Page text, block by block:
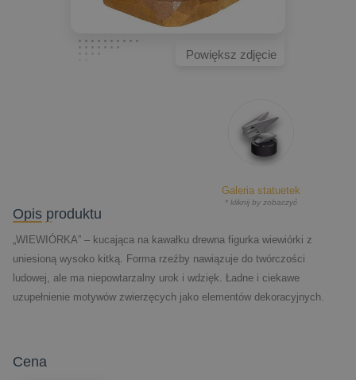
Powiększ zdjęcie
Galeria statuetek
* kliknij by zobaczyć
Opis produktu
„WIEWIÓRKA” – kucająca na kawałku drewna figurka wiewiórki z
uniesioną wysoko kitką. Forma rzeźby nawiązuje do twórczości
ludowej, ale ma niepowtarzalny urok i wdzięk. Ładne i ciekawe
uzupełnienie motywów zwierzęcych jako elementów dekoracyjnych.
cena